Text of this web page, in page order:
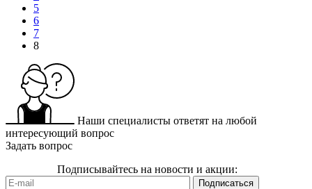
5
6
7
8
Наши специалисты ответят на любой
интересующий вопрос
Задать вопрос
Подписывайтесь на новости и акции: